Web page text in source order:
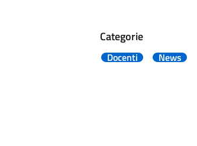
Categorie
Docenti News